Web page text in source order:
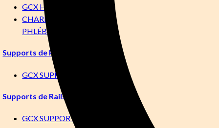
GCX HAUTEUR FIXE
CHARIOTS DE
PHLÉBOTOMIE
Supports de Poteau
GCX SUPPORTS DE POTEAU
Supports de Rails
GCX SUPPORTS DE RAILS